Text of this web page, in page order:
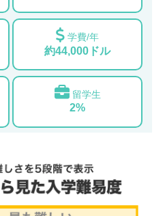
学費/年
約44,000ドル
留学生
2%